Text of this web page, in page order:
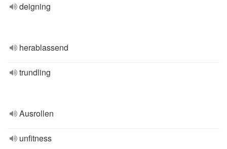
deigning
herablassend
trundling
Ausrollen
unfitness